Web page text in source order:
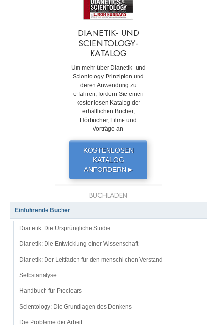
DIANETIK- UND
SCIENTOLOGY-
KATALOG
Um mehr über Dianetik- und
Scientology-Prinzipien und
deren Anwendung zu
erfahren, fordern Sie einen
kostenlosen Katalog der
erhältlichen Bücher,
Hörbücher, Filme und
Vorträge an.
KOSTENLOSEN
KATALOG
ANFORDERN ▶
BUCHLADEN
Einführende Bücher
Dianetik: Die Ursprüngliche Studie
Dianetik: Die Entwicklung einer Wissenschaft
Dianetik: Der Leitfaden für den menschlichen Verstand
Selbstanalyse
Handbuch für Preclears
Scientology: Die Grundlagen des Denkens
Die Probleme der Arbeit